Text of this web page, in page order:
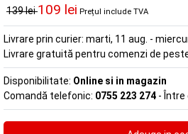
139 lei109 lei Prețul include TVA
Livrare prin curier: marti, 11 aug. -
Livrare gratuită pentru comenzi de
Disponibilitate: Online si in magazin
Comandă telefonic: 0755 223 274 - Între